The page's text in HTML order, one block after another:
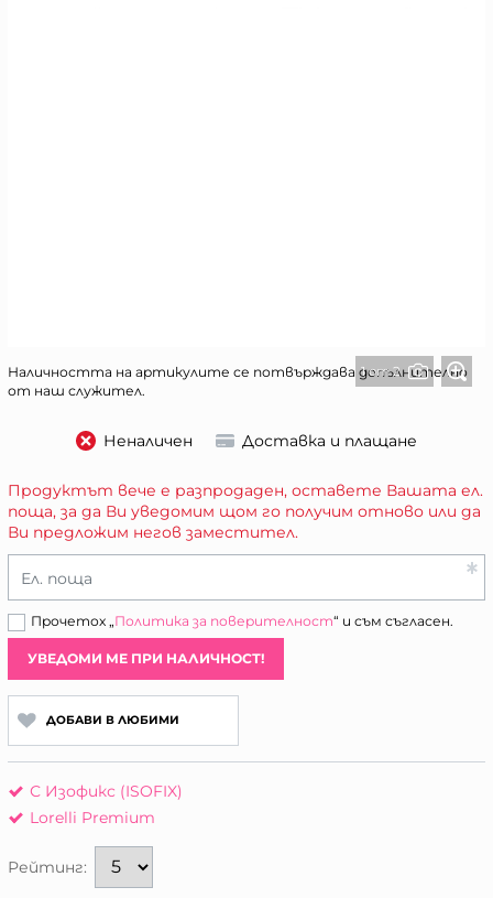
1 от 2
Наличността на артикулите се потвърждава допълнително
от наш служител.
Неналичен Доставка и плащане
Продуктът вече е разпродаден, оставете Вашата ел.
поща, за да Ви уведомим щом го получим отново или да
Ви предложим негов заместител.
Ел. поща
Прочетох „Политика за поверителност“ и съм съгласен.
УВЕДОМИ МЕ ПРИ НАЛИЧНОСТ!
ДОБАВИ В ЛЮБИМИ
С Изофикс (ISOFIX)
Lorelli Premium
Рейтинг: